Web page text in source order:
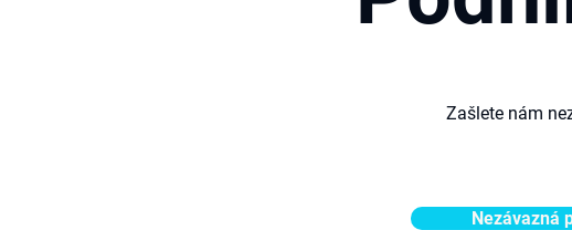
Zašlete nám
Nezávazná